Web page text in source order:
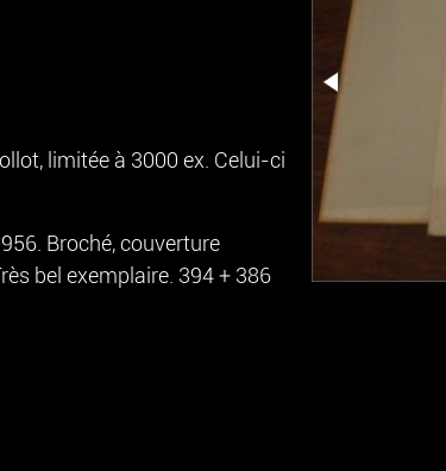
limitée à 3000 ex. Celui-ci
Broché, couverture
bel exemplaire. 394 + 386